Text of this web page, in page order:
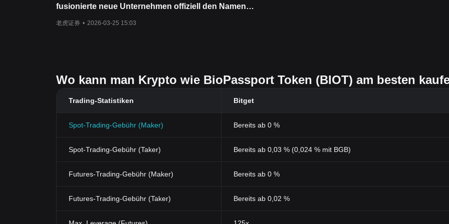
fusionierte neue Unternehmen offiziell den Namen
Instinct Bio Technical Company Holdings tragen
老虎证券 • 2026-03-25 15:03
Wo kann man Krypto wie BioPassport Token (BIOT) am besten
Trading-Statistiken Bitget
Spot-Trading-Gebühr (Maker) Bereits ab 0 %
Spot-Trading-Gebühr (Taker) Bereits ab 0,03 % (0,024 % mit BGB)
Futures-Trading-Gebühr (Maker) Bereits ab 0 %
Futures-Trading-Gebühr (Taker) Bereits ab 0,02 %